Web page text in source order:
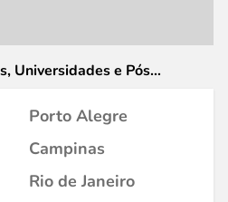
Universidades e Pós
Porto Alegre
Campinas
Rio de Janeiro